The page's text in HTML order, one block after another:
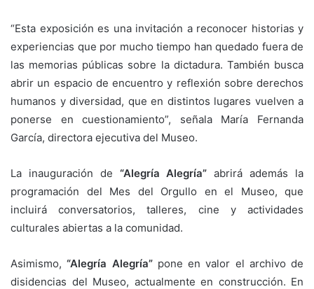
“Esta exposición es una invitación a reconocer historias y
experiencias que por mucho tiempo han quedado fuera de
las memorias públicas sobre la dictadura. También busca
abrir un espacio de encuentro y reflexión sobre derechos
humanos y diversidad, que en distintos lugares vuelven a
ponerse en cuestionamiento”, señala María Fernanda
García, directora ejecutiva del Museo.
La inauguración de “Alegría Alegría”abrirá además la
programación del Mes del Orgullo en el Museo, que
incluirá conversatorios, talleres, cine y actividades
culturales abiertas a la comunidad.
Asimismo,“Alegría Alegría” pone en valor el archivo de
disidencias del Museo, actualmente en construcción. En